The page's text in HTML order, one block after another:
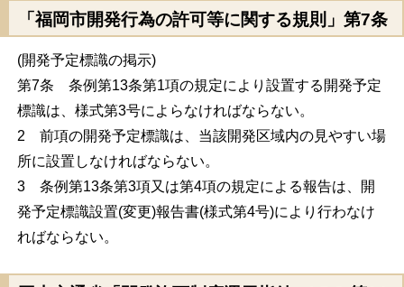
「福岡市開発行為の許可等に関する規則」第7条
(開発予定標識の掲示)
第7条 条例第13条第1項の規定により設置する開発予定
標識は、様式第3号によらなければならない。
2 前項の開発予定標識は、当該開発区域内の見やすい場
所に設置しなければならない。
3 条例第13条第3項又は第4項の規定による報告は、開
発予定標識設置(変更)報告書(様式第4号)により行わなけ
ればならない。